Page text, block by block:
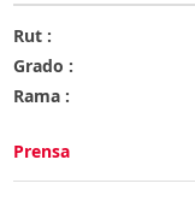
Rut :
Grado :
Rama :
Prensa